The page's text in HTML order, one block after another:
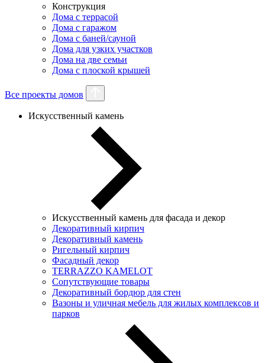
Конструкция
Дома с террасой
Дома с гаражом
Дома с баней/сауной
Дома для узких участков
Дома на две семьи
Дома с плоской крышей
Все проекты домов
Искусственный камень
Искусственный камень для фасада и декор
Декоративный кирпич
Декоративный камень
Ригельный кирпич
Фасадный декор
TERRAZZO KAMELOT
Сопутствующие товары
Декоративный бордюр для стен
Вазоны и уличная мебель для жилых комплексов и
парков